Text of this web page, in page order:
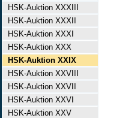
HSK-Auktion XXXIII
HSK-Auktion XXXII
HSK-Auktion XXXI
HSK-Auktion XXX
HSK-Auktion XXIX
HSK-Auktion XXVIII
HSK-Auktion XXVII
HSK-Auktion XXVI
HSK-Auktion XXV